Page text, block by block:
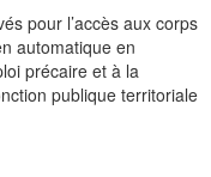
pour l’accès aux corps
automatique en
précaire et à la
publique territoriale